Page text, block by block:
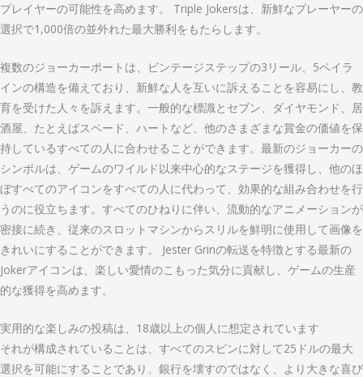
プレイヤーの可能性を高めます。 Triple Jokersは、新鮮なプレーヤーの
選択で1,000倍の並外れた最大勝利をもたらします。
複数のジョーカーポートは、ビンテージステップの3リール、5ペイラ
インの構造を備えており、新鮮な人を互いに訴えることを容易にし、教
育を受けた人々を訴えます。一般的な標識とセブン、ダイヤモンド、居
酒屋、たとえばスペード、ハートなど、他のさまざまな賞金の価値を保
持しているすべての人に合わせることができます。最新のジョーカーの
シンボルは、ゲームのワイルド以来中心的なステージを獲得し、他のほ
ぼすべてのアイコンをすべての人に代わって、効果的な組み合わせを行
うのに役立ちます。すべてのひねりに伴い、流動的なアニメーションが
密接に続き、従来のスロットマシンからスリルを鮮明に使用して画像を
きれいにすることができます。 Jester Grinの転送を特徴とする最新の
Jokerアイコンは、楽しい愛情のこもった気分に貢献し、ゲームの生産
的な獲得を高めます。
実用的な楽しみの投稿は、18歳以上の個人に想定されています
それが構成されていることは、すべてのスピンに対して25ドルの最大
選択を可能にすることであり、銀行を壊すのではなく、より大きな喜び